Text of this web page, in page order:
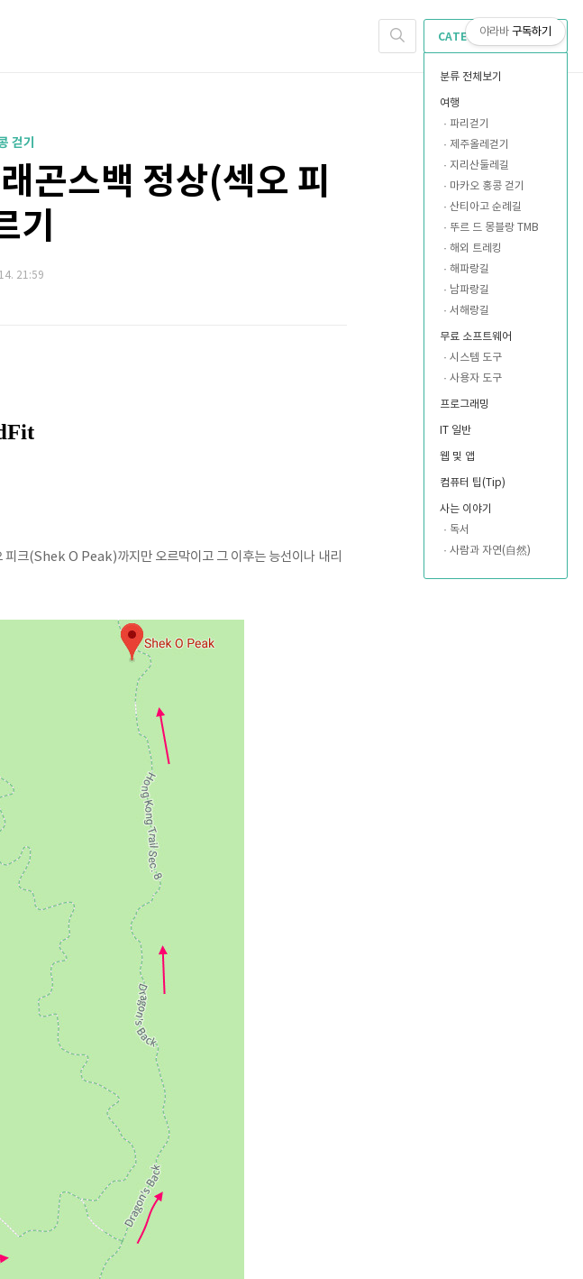
CATEGORY
분류 전체보기
여행
파리걷기
제주올레걷기
지리산둘레길
마카오 홍콩 걷기
산티아고 순례길
뚜르 드 몽블랑 TMB
해외 트레킹
해파랑길
남파랑길
서해랑길
무료 소프트웨어
시스템 도구
사용자 도구
프로그래밍
IT 일반
웹 및 앱
컴퓨터 팁(Tip)
사는 이야기
독서
사람과 자연(自然)
걷기
곤스백 정상(섹오 피
기
21:59
크(Shek O Peak)까지만 오르막이고 그 이후는 능선이나 내리
야라바 구독하기